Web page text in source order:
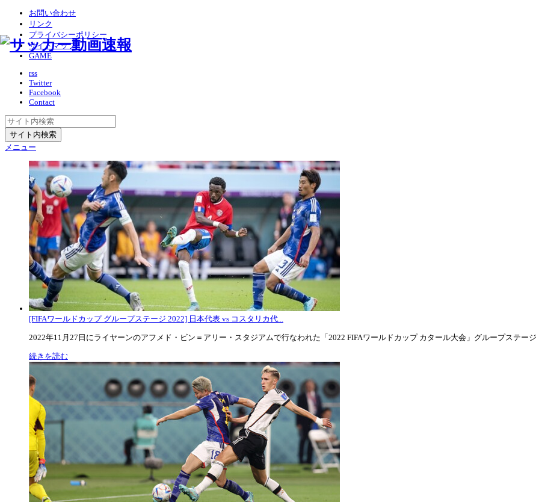
お問い合わせ
リンク
プライバシーポリシー
サイトマップ
GAME
rss
Twitter
Facebook
Contact
メニュー
[FIFAワールドカップ グループステージ 2022] 日本代表 vs コスタリカ代...
2022年11月27日にライヤーンのアフメド・ビン＝アリー・スタジアムで行なわれた「2022 FIFAワールドカップ カタール大会」グループステージ
続きを読む